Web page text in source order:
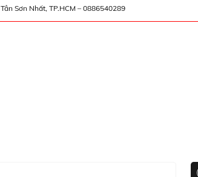
Tân Sơn Nhất, TP.HCM – 0886540289